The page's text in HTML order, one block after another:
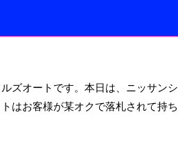
オートです。本日は、ニッサンシ
はお客様が某オクで落札されて持ち